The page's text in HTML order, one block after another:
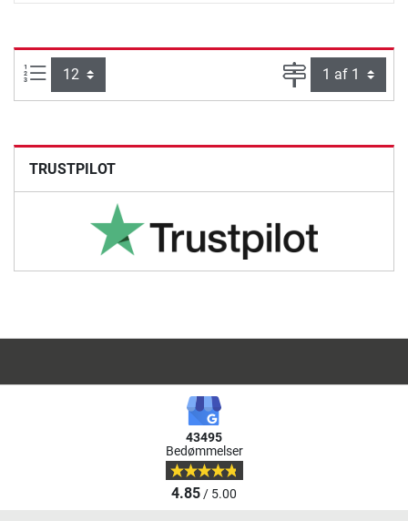
Artikel pr. side: Side
TRUSTPILOT
43495
Bedømmelser
4.85/ 5.00